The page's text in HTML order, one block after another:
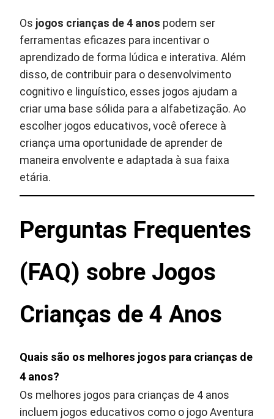
Os jogos crianças de 4 anos podem ser
ferramentas eficazes para incentivar o
aprendizado de forma lúdica e interativa. Além
disso, de contribuir para o desenvolvimento
cognitivo e linguístico, esses jogos ajudam a
criar uma base sólida para a alfabetização. Ao
escolher jogos educativos, você oferece à
criança uma oportunidade de aprender de
maneira envolvente e adaptada à sua faixa
etária.
Perguntas Frequentes
(FAQ) sobre Jogos
Crianças de 4 Anos
Quais são os melhores jogos para crianças de
4 anos?
Os melhores jogos para crianças de 4 anos
incluem jogos educativos como o jogo Aventura